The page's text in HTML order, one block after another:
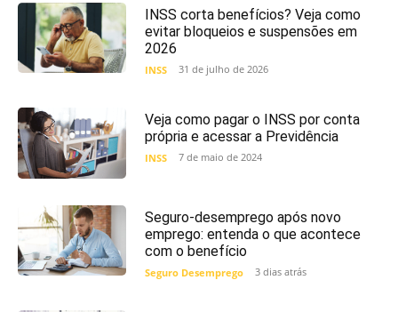
INSS corta benefícios? Veja como
evitar bloqueios e suspensões em
2026
INSS 31 de julho de 2026
Veja como pagar o INSS por conta
própria e acessar a Previdência
INSS 7 de maio de 2024
Seguro-desemprego após novo
emprego: entenda o que acontece
com o benefício
Seguro Desemprego 3 dias atrás